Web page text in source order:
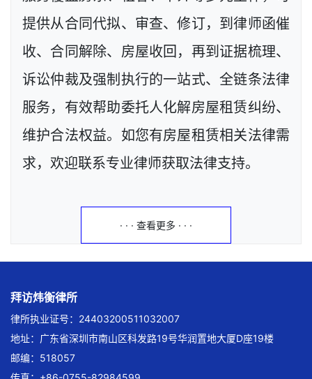
提供从合同代拟、审查、修订，到律师函催
收、合同解除、房屋收回，再到证据梳理、
诉讼仲裁及强制执行的一站式、全链条法律
服务，有效帮助委托人化解房屋租赁纠纷、
维护合法权益。如您有房屋租赁相关法律需
求，欢迎联系专业律师获取法律支持。
· · · 查看更多 · · ·
拜访炜衡律所
律所执业证号：24403200511032007
地址：广东省深圳市南山区科发路19号华润置地大厦D座19楼
邮编：518057